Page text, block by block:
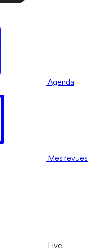
Agenda
Mes revues
Live